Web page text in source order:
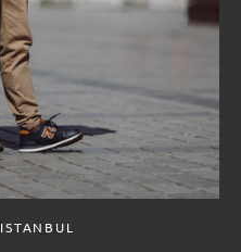
ISTANBUL